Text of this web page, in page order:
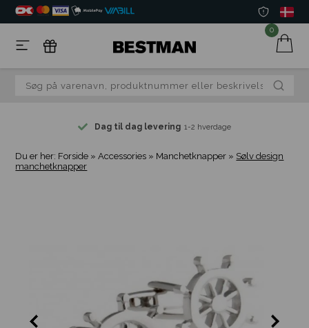
0
Dag til dag levering 1-2 hverdage
Du er her: Forside »Accessories » Manchetknapper » Sølv design
manchetknapper